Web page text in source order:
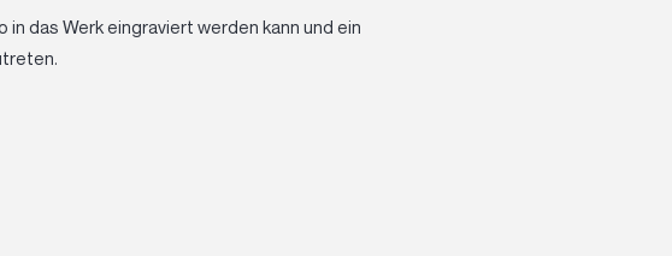
das Werk eingraviert werden kann und ein